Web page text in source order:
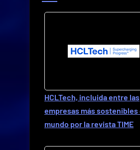
HCLTech, incluida entre las
empresas más sostenibles
mundo por la revista TIME